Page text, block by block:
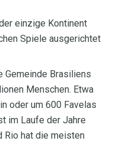
einzige Kontinent
Spiele ausgerichtet
Brasiliens
Menschen. Etwa
oder um 600 Favelas
im Laufe der Jahre
Rio hat die meisten